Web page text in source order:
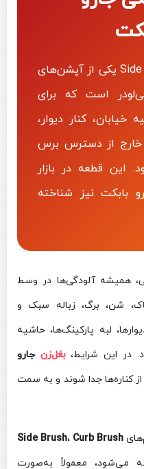
بغل‌زن جارو بابکت یا Side Brush یکی از آپشن‌های
است که برای
کنار دیوار،
خارج از دسترس برس
این قطعه در بازار
بابکت نیز شناخته
همیشه آلودگی‌ها در وسط
شن، برگ، زباله سبک و
لبه پارکینگ‌ها، حاشیه
در این شرایط،بغل‌زن جارو
کناره‌ها جدا شوند و به سمت
Side Brush، Curb Brush
می‌شود، معمولاً به‌صورت